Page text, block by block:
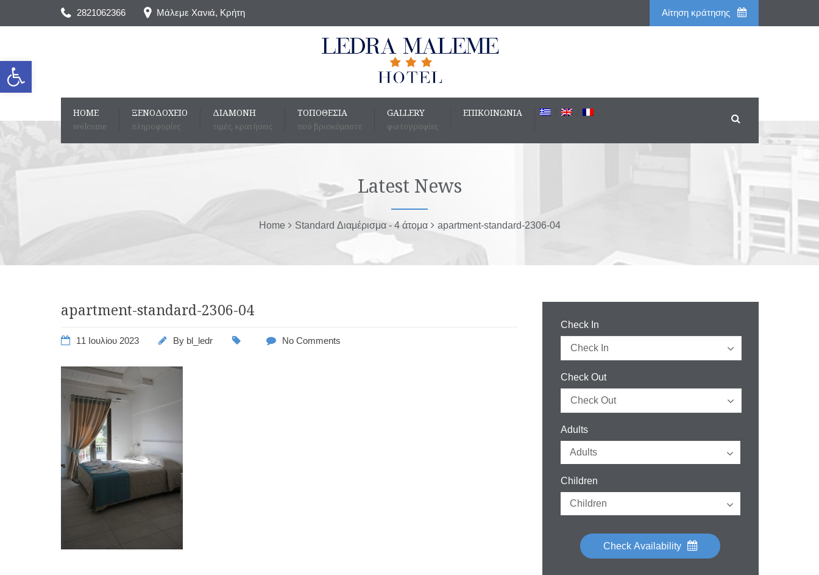
Ανοίξτε τη γραμμή εργαλείων
2821062366 Μάλεμε Χανιά, Kρήτη Aίτηση κράτησης
HOME
welcome
ΞΕΝΟΔΟΧΕΊΟ
πληροφορίες
ΔΙΑΜΟΝΉ
τιμές, κρατήσεις
ΤΟΠΟΘΕΣΊΑ
πού βρισκόμαστε
GALLERY
φωτογραφίες
ΕΠΙΚΟΙΝΩΝΊΑ
Latest News
Home Standard Διαμέρισμα - 4 άτομα apartment-standard-2306-04
apartment-standard-2306-04
11 Ιουλίου 2023 By bl_ledr No Comments
Check In
Check Out
Adults
Children
Check Availability